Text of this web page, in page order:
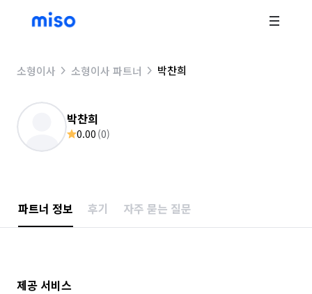
소형이사 소형이사 파트너 박찬희
박찬희
0.00 (0)
파트너 정보 후기 자주 묻는 질문
제공 서비스